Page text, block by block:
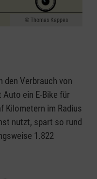
Thomas Kappes
den Verbrauch von
ein E-Bike für
Kilometern im Radius
nutzt, spart so rund
1.822